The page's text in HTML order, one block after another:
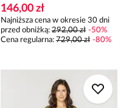
146,00 zł
Najniższa cena w okresie 30 dni
przed obniżką: 292,00 zł -50%
Cena regularna: 729,00 zł -80%